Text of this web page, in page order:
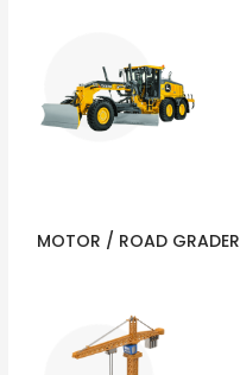
MOTOR / ROAD GRADER